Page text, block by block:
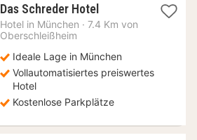
Das Schreder Hotel1
Nacht
€
Hotel in München · 7.4 Km von
Oberschleißheim
Ideale Lage in München
Vollautomatisiertes preiswertes
Hotel
Kostenlose Parkplätze